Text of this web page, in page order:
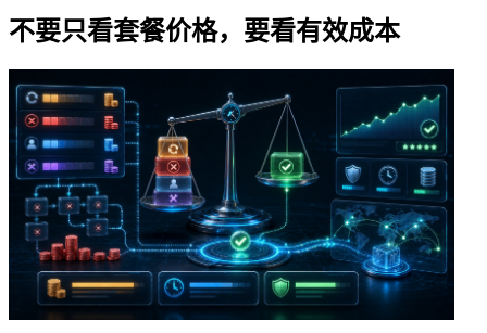
不要只看套餐价格，要看有效成本